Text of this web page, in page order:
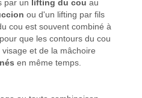
par un lifting du cou au
ou d'un lifting par fils
cou est souvent combiné à
que les contours du cou
et de la mâchoire
en même temps.